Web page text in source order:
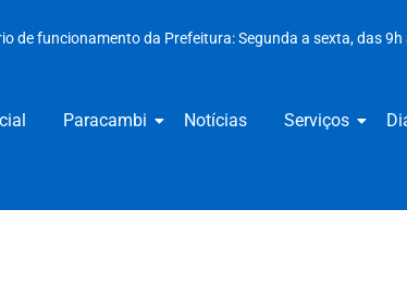
de funcionamento da Prefeitura: Segunda a sexta, das 9h
Paracambi Notícias Serviços